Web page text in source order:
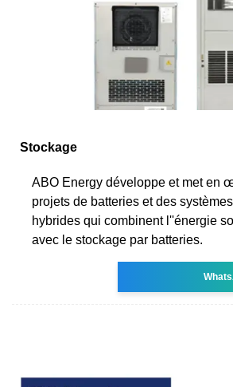
Stockage
ABO Energy développe et met en
projets de batteries et des
hybrides qui combinent l''énergie
avec le stockage par batteries.